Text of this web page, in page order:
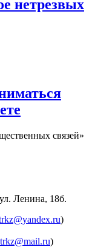
нетрезвых
связей»
Ленина, 18б.
)
)